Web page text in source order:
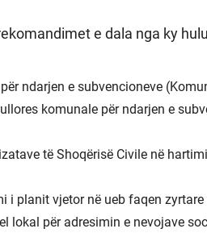
e dala nga ky
ndarjen e subvencioneve
komunale për ndarjen e
të Shoqërisë Civile në
i planit vjetor në ueb faqen zyrtare
lokal për adresimin e nevojave